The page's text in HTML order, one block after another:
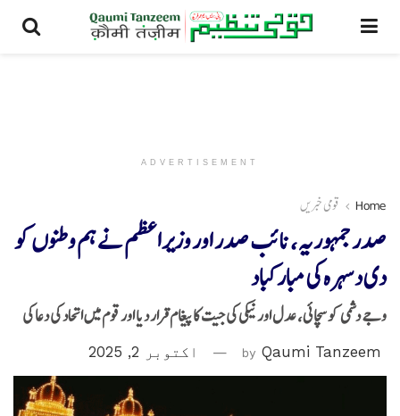
ADVERTISEMENT
Home قومی خبریں
صدر جمہوریہ ، نائب صدر اور وزیراعظم نے ہم وطنوں کو
دی دسہرہ کی مبارکباد
وجے دشمی کو سچائی، عدل اور نیکی کی جیت کا پیغام قرار دیا اور قوم میں اتحاد کی دعا کی
by Qaumi Tanzeem اکتوبر 2, 2025